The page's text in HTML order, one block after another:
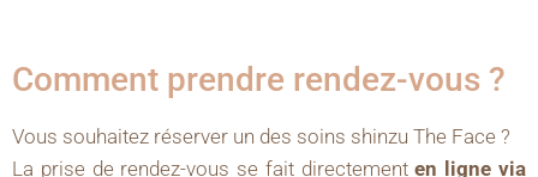
Comment prendre rendez-vous ?
Vous souhaitez réserver un des soins shinzu The Face ?
La prise de rendez-vous se fait directementen ligne via